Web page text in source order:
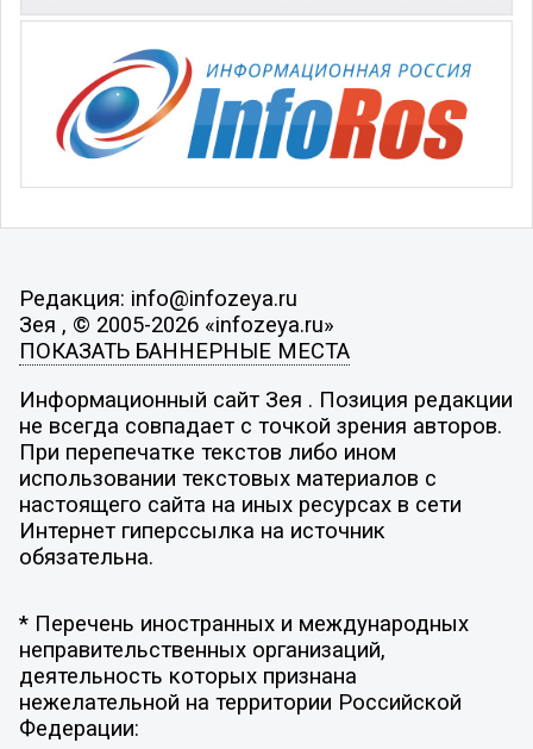
Редакция: info@infozeya.ru
Зея , © 2005-2026 «infozeya.ru»
ПОКАЗАТЬ БАННЕРНЫЕ МЕСТА
Информационный сайт Зея . Позиция редакции
не всегда совпадает с точкой зрения авторов.
При перепечатке текстов либо ином
использовании текстовых материалов с
настоящего сайта на иных ресурсах в сети
Интернет гиперссылка на источник
обязательна.
* Перечень иностранных и международных
неправительственных организаций,
деятельность которых признана
нежелательной на территории Российской
Федерации: